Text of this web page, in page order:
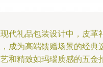
代礼品包装设计中，皮革
成为高端馈赠场景的经典
和精致如玛瑙质感的五金